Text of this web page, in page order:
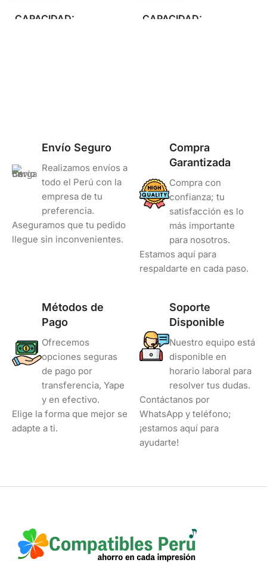
CAPACIDAD CAPACIDAD
Envío Seguro
Realizamos envíos a
todo el Perú con la
empresa de tu
preferencia.
Aseguramos que tu pedido
llegue sin inconvenientes.
Compra
Garantizada
Compra con
confianza; tu
satisfacción es lo
más importante
para nosotros.
Estamos aquí para
respaldarte en cada paso.
Métodos de
Pago
Ofrecemos
opciones seguras
de pago por
transferencia, Yape
y en efectivo.
Elige la forma que mejor se
adapte a ti.
Soporte
Disponible
Nuestro equipo está
disponible en
horario laboral para
resolver tus dudas.
Contáctanos por
WhatsApp y teléfono;
¡estamos aquí para
ayudarte!